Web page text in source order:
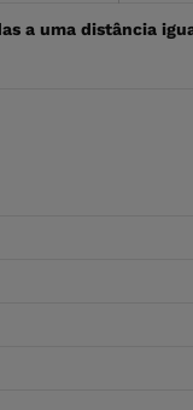
a uma distância